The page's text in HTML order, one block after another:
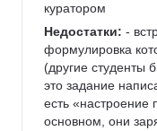
куратором
Недостатки: -
формулировка
(другие студенты
это задание
есть «настроение
основном, они